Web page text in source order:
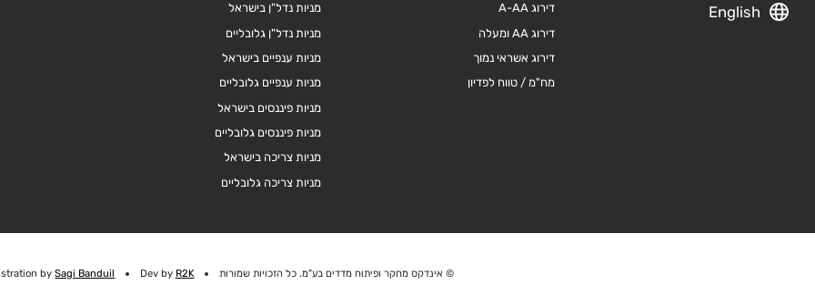
English
דירוג A-AA
דירוג AA ומעלה
דירוג אשראי נמוך
מח"מ / טווח לפדיון
מניות נדל"ן בישראל
מניות נדל"ן גלובליים
מניות ענפיים בישראל
מניות ענפיים גלובליים
מניות פיננסים בישראל
מניות פיננסים גלובליים
מניות צריכה בישראל
מניות צריכה גלובליים
© אינדקס מחקר ופיתוח מדדים בע"מ. כל הזכויות שמורות Dev by R2K
bySagi Banduil